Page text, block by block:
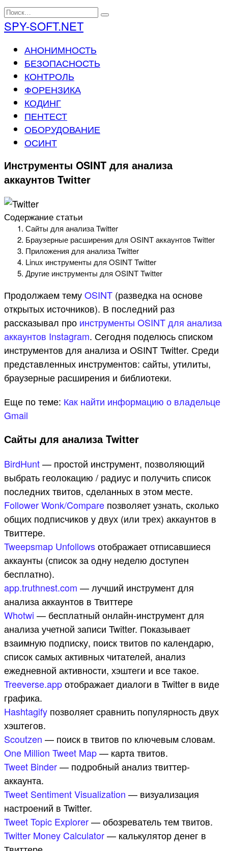
Перейти
к
содержанию
Search
for:
SPY-SOFT.NET
АНОНИМНОСТЬ
БЕЗОПАСНОСТЬ
КОНТРОЛЬ
ФОРЕНЗИКА
КОДИНГ
ПЕНТЕСТ
ОБОРУДОВАНИЕ
ОСИНТ
Инструменты OSINT для анализа
аккаунтов Twitter
Содержание статьи
Сайты для анализа Twitter
Браузерные расширения для OSINT аккаунтов Twitter
Приложения для анализа Twitter
Linux инструменты для OSINT Twitter
Другие инструменты для OSINT Twitter
Продолжаем темуOSINT (разведка на основе
открытых источников). В последний раз
рассказывал про инструменты OSINT для анализа
аккаунтов Instagram. Сегодня поделюсь списком
инструментов для анализа и OSINT Twitter. Среди
представленных инструментов: сайты, утилиты,
браузерные расширения и библиотеки.
Еще по теме: Как найти информацию о владельце
Gmail
Сайты для анализа Twitter
BirdHunt— простой инструмент, позволяющий
выбрать геолокацию / радиус и получить список
последних твитов, сделанных в этом месте.
Follower Wonk/Compare позволяет узнать, сколько
общих подписчиков у двух (или трех) аккаунтов в
Твиттере.
Tweepsmap Unfollowsотображает отписавшиеся
аккаунты (список за одну неделю доступен
бесплатно).
app.truthnest.com — лучший инструмент для
анализа аккаунтов в Твиттере
Whotwi — бесплатный онлайн-инструмент для
анализа учетной записи Twitter. Показывает
взаимную подписку, поиск твитов по календарю,
список самых активных читателей, анализ
ежедневной активности, хэштеги и все такое.
Treeverse.appотображает диалоги в Twitter в виде
графика.
Hashtagify позволяет сравнить популярность двух
хэштегов.
Scoutzen — поиск в твитов по ключевым словам.
One Million Tweet Map— карта твитов.
Tweet Binder— подробный анализ твиттер-
аккаунта.
Tweet Sentiment Visualization — визуализация
настроений в Twitter.
Tweet Topic Explorer— обозреватель тем твитов.
Twitter Money Calculator— калькулятор денег в